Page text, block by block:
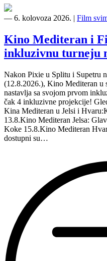
― 6. kolovoza 2026. | Film
Kino Mediteran i
inkluzivnu turneju
Nakon Pixie u Splitu i Supetru
(12.8.2026.), Kino Mediteran u
nastavlja sa svojom prvom
čak 4 inkluzivne projekcije!
Kina Mediteran u Jelsi i
13.8.Kino Mediteran Jelsa:
Koke 15.8.Kino Mediteran
dostupni su…